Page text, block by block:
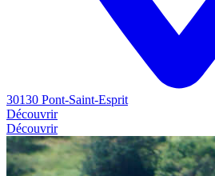
30130 Pont-Saint-Esprit
Découvrir
Découvrir